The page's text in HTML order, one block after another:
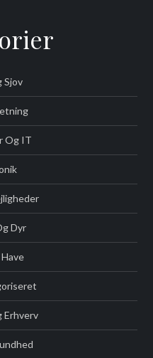
Sjov
Og IT
Dyr
Erhverv